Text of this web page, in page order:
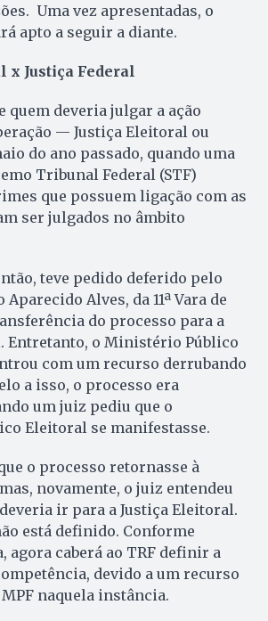
Uma vez apresentadas, o
apto a seguir a diante.
x Justiça Federal
quem deveria julgar a ação
— Justiça Eleitoral ou
do ano passado, quando uma
Tribunal Federal (STF)
que possuem ligação com as
ser julgados no âmbito
teve pedido deferido pelo
Alves, da 11ª Vara de
do processo para a
Entretanto, o Ministério Público
com um recurso derrubando
a isso, o processo era
um juiz pediu que o
Eleitoral se manifestasse.
o processo retornasse à
novamente, o juiz entendeu
ir para a Justiça Eleitoral.
está definido. Conforme
agora caberá ao TRF definir a
devido a um recurso
naquela instância.